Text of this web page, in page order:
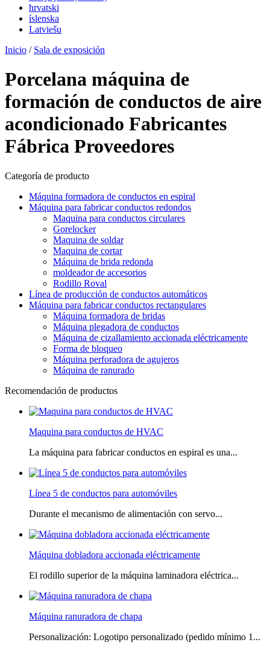
hrvatski
íslenska
Latviešu
Inicio / Sala de exposición
Porcelana máquina de
formación de conductos de aire
acondicionado Fabricantes
Fábrica Proveedores
Categoría de producto
Máquina formadora de conductos en espiral
Máquina para fabricar conductos redondos
Maquina para conductos circulares
Gorelocker
Maquina de soldar
Maquina de cortar
Máquina de brida redonda
moldeador de accesorios
Rodillo Roval
Línea de producción de conductos automáticos
Máquina para fabricar conductos rectangulares
Máquina formadora de bridas
Máquina plegadora de conductos
Máquina de cizallamiento accionada eléctricamente
Forma de bloqueo
Máquina perforadora de agujeros
Máquina de ranurado
Recomendación de productos
Maquina para conductos de HVAC
La máquina para fabricar conductos en espiral es una...
Línea 5 de conductos para automóviles
Durante el mecanismo de alimentación con servo...
Máquina dobladora accionada eléctricamente
El rodillo superior de la máquina laminadora eléctrica...
Máquina ranuradora de chapa
Personalización: Logotipo personalizado (pedido mínimo 1...